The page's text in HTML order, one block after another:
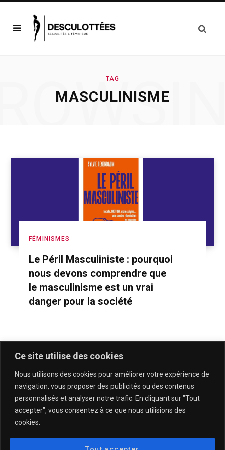
Ce site utilise des cookies
Nous utilisons des cookies pour améliorer votre expérience de
navigation, vous proposer des publicités ou des contenus
personnalisés et analyser notre trafic. En cliquant sur "Tout
accepter", vous consentez à ce que nous utilisions des
cookies.
TAG
MASCULINISME
FÉMINISMES
Le Péril Masculiniste : pourquoi
nous devons comprendre que
le masculinisme est un vrai
danger pour la société